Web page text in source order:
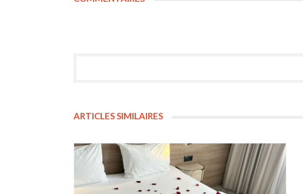
ARTICLES SIMILAIRES